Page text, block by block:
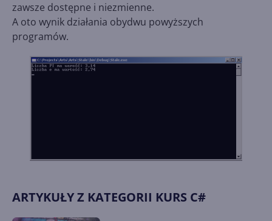
zawsze dostępne i niezmienne.
A oto wynik działania obydwu powyższych
programów.
ARTYKUŁY Z KATEGORII KURS C#